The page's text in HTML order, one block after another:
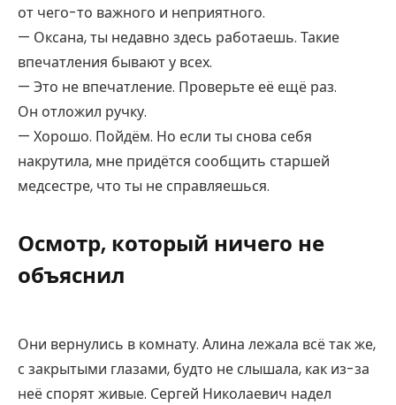
от чего-то важного и неприятного.
— Оксана, ты недавно здесь работаешь. Такие
впечатления бывают у всех.
— Это не впечатление. Проверьте её ещё раз.
Он отложил ручку.
— Хорошо. Пойдём. Но если ты снова себя
накрутила, мне придётся сообщить старшей
медсестре, что ты не справляешься.
Осмотр, который ничего не
объяснил
Они вернулись в комнату. Алина лежала всё так же,
с закрытыми глазами, будто не слышала, как из-за
неё спорят живые. Сергей Николаевич надел